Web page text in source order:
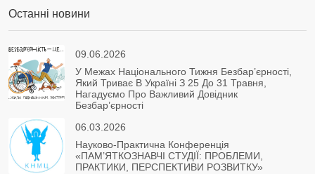
Останні новини
09.06.2026
У Межах Національного Тижня Безбар’єрності,
Який Триває В Україні З 25 До 31 Травня,
Нагадуємо Про Важливий Довідник
Безбар’єрності
06.03.2026
Науково-Практична Конференція
«ПАМ’ЯТКОЗНАВЧІ СТУДІЇ: ПРОБЛЕМИ,
ПРАКТИКИ, ПЕРСПЕКТИВИ РОЗВИТКУ»